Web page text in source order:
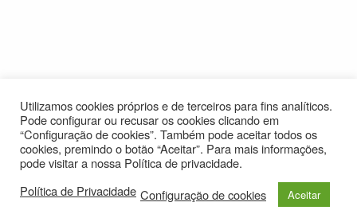
Utilizamos cookies próprios e de terceiros para fins analíticos.
Pode configurar ou recusar os cookies clicando em
“Configuração de cookies”. Também pode aceitar todos os
cookies, premindo o botão “Aceitar”. Para mais informações,
pode visitar a nossa Política de privacidade.
Política de Privacidade Configuração de cookies Aceitar